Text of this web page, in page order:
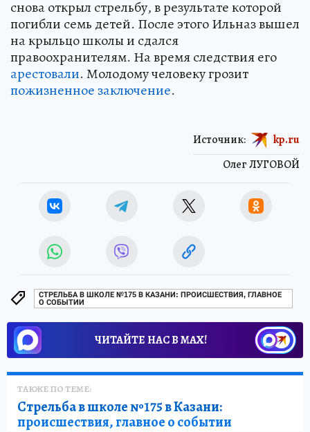
снова открыл стрельбу, в результате которой
погибли семь детей. После этого Ильназ вышел
на крыльцо школы и сдался
правоохранителям. На время следствия его
арестовали. Молодому человеку грозит
пожизненное заключение.
Олег ЛУГОВОЙ
Источник: kp.ru
СТРЕЛЬБА В ШКОЛЕ №175 В КАЗАНИ: ПРОИСШЕСТВИЯ, ГЛАВНОЕ
О СОБЫТИИ
ЧИТАЙТЕ НАС В МАХ!
ТАКЖЕ ПО ТЕМЕ:
Стрельба в школе №175 в Казани:
происшествия, главное о событии